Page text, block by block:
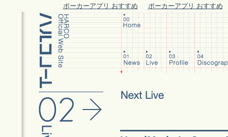
ポーカーアプリ おすすめ ポーカーアプリ おすすめ